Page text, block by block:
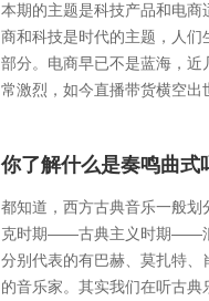
本期的主题是科技产品和电商
商和科技是时代的主题，人们
部分。电商早已不是蓝海，近
常激烈，如今直播带货横空出
究新的产品，加大推广力度
你了解什么是奏鸣曲式
都知道，西方古典音乐一般划
克时期——古典主义时期——
分别代表的有巴赫、莫扎特、
的音乐家。其实我们在听古典